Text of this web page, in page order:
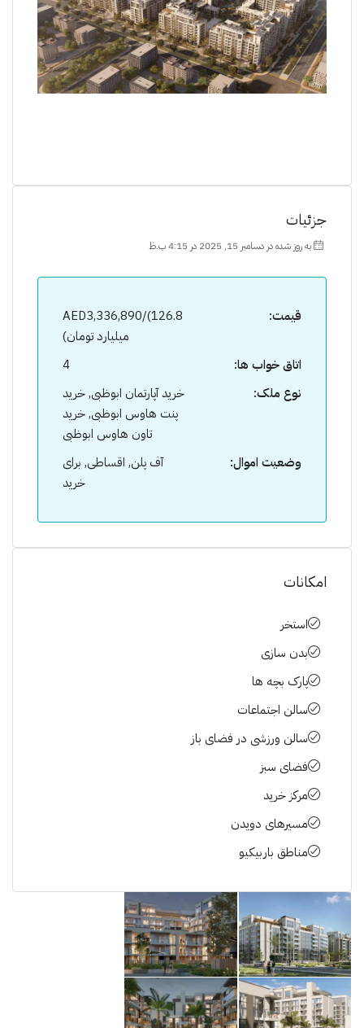
جزئیات
به روز شده در دسامبر 15, 2025 در 4:15 ب.ظ
قیمت:
AED3,336,890/(126.8
میلیارد تومان)
اتاق خواب ها:
4
نوع ملک:
خرید آپارتمان ابوظبی, خرید
پنت هاوس ابوظبی, خرید
تاون هاوس ابوظبی
وضعیت اموال:
آف پلن, اقساطی, برای
خرید
امکانات
استخر
بدن سازی
پارک بچه ها
سالن اجتماعات
سالن ورزشی در فضای باز
فضای سبز
مرکز خرید
مسیرهای دویدن
مناطق باربیکیو